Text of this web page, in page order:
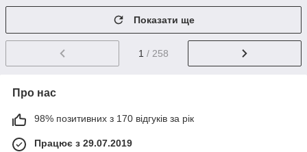
Показати ще
1 / 258
Про нас
98% позитивних з 170 відгуків за рік
Працює з 29.07.2019